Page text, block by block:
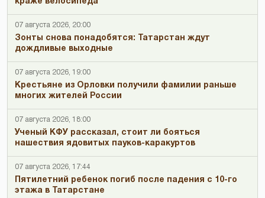
07 августа 2026, 20:00
Зонты снова понадобятся: Татарстан ждут
дождливые выходные
07 августа 2026, 19:00
Крестьяне из Орловки получили фамилии раньше
многих жителей России
07 августа 2026, 18:00
Ученый КФУ рассказал, стоит ли бояться
нашествия ядовитых пауков-каракуртов
07 августа 2026, 17:44
Пятилетний ребенок погиб после падения с 10-го
этажа в Татарстане